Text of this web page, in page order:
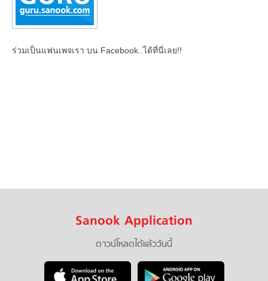
ร่วมเป็นแฟนเพจเรา บน Facebook..ได้ที่นี่เลย!!
Sanook Application
ดาวน์โหลดได้แล้ววันนี้